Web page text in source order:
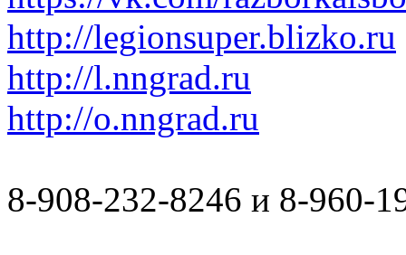
http://legionsuper.blizko.ru
http://l.nngrad.ru
http://o.nngrad.ru
8-908-232-8246 и 8-960-